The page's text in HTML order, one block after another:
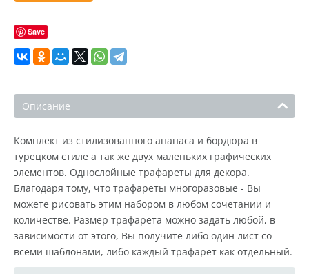
Save
Описание
Комплект из стилизованного ананаса и бордюра в
турецком стиле а так же двух маленьких графических
элементов. Однослойные трафареты для декора.
Благодаря тому, что трафареты многоразовые - Вы
можете рисовать этим набором в любом сочетании и
количестве. Размер трафарета можно задать любой, в
зависимости от этого, Вы получите либо один лист со
всеми шаблонами, либо каждый трафарет как отдельный.